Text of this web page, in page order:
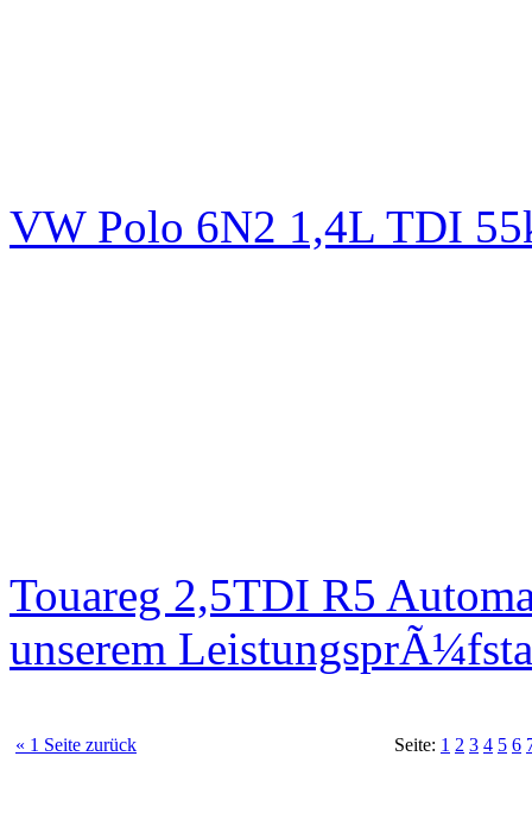
VW Polo 6N2 1,4L TDI
Touareg 2,5TDI R5
unserem
« 1 Seite zurück Seite: 1 2 3 4 5 6